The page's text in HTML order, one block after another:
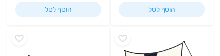
הוסף לסל הוסף לסל